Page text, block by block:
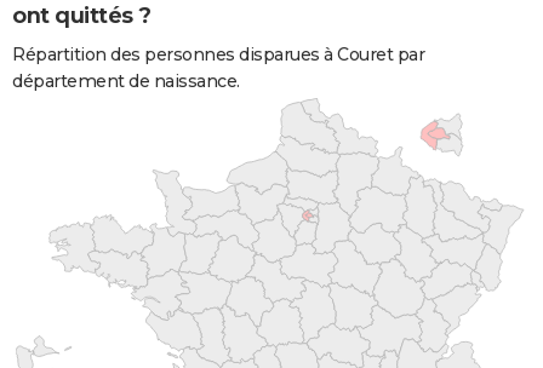
ont quittés ?
Répartition des personnes disparues à Couret par
département de naissance.